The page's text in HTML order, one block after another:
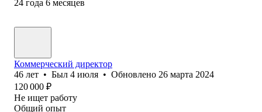
24 года 6 месяцев
Коммерческий директор
46 лет • Был 4 июля • Обновлено 26 марта 2024
120 000 ₽
Не ищет работу
Общий опыт